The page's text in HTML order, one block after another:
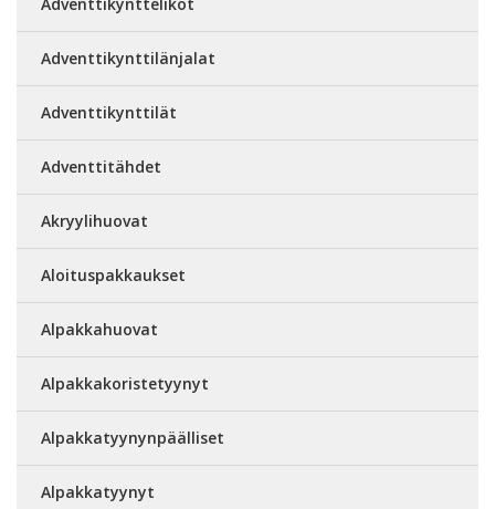
Adventtikyntteliköt
Adventtikynttilänjalat
Adventtikynttilät
Adventtitähdet
Akryylihuovat
Aloituspakkaukset
Alpakkahuovat
Alpakkakoristetyynyt
Alpakkatyynynpäälliset
Alpakkatyynyt